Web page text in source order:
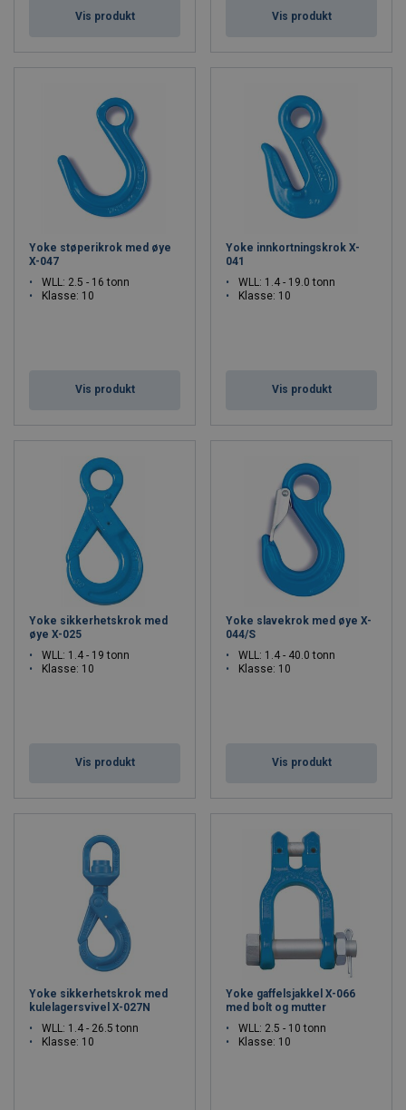
Vis produkt Vis produkt
Yoke støperikrok med øye
X-047
WLL: 2.5 - 16 tonn
Klasse: 10
Vis produkt
Yoke innkortningskrok X-
041
WLL: 1.4 - 19.0 tonn
Klasse: 10
Vis produkt
Yoke sikkerhetskrok med
øye X-025
WLL: 1.4 - 19 tonn
Klasse: 10
Vis produkt
Yoke slavekrok med øye X-
044/S
WLL: 1.4 - 40.0 tonn
Klasse: 10
Vis produkt
Yoke sikkerhetskrok med
kulelagersvivel X-027N
WLL: 1.4 - 26.5 tonn
Klasse: 10
Yoke gaffelsjakkel X-066
med bolt og mutter
WLL: 2.5 - 10 tonn
Klasse: 10